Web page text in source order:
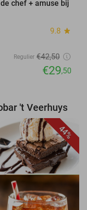
chef + amuse bij
9.8 star
Regulier €42,50
€29,50
't Veerhuys
44%